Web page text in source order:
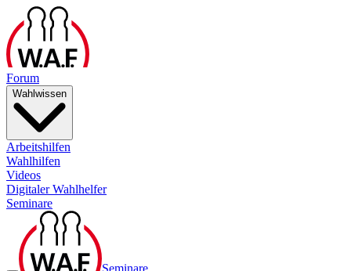
Forum
Wahlwissen
Arbeitshilfen
Wahlhilfen
Videos
Digitaler Wahlhelfer
Seminare
Seminare